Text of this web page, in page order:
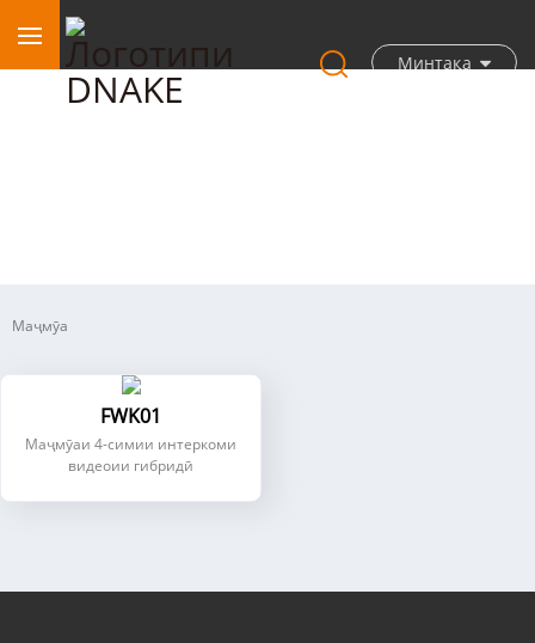
Минтақа
Маҷмӯа
FWK01
Маҷмӯаи 4-симии интеркоми
видеоии гибридӣ